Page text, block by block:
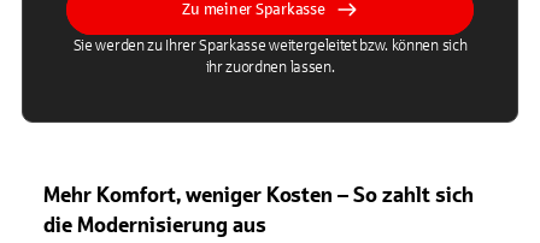
Zu meiner Sparkasse
Sie werden zu Ihrer Sparkasse weitergeleitet bzw. können sich
ihr zuordnen lassen.
Mehr Komfort, weniger Kosten – So zahlt sich
die Modernisierung aus